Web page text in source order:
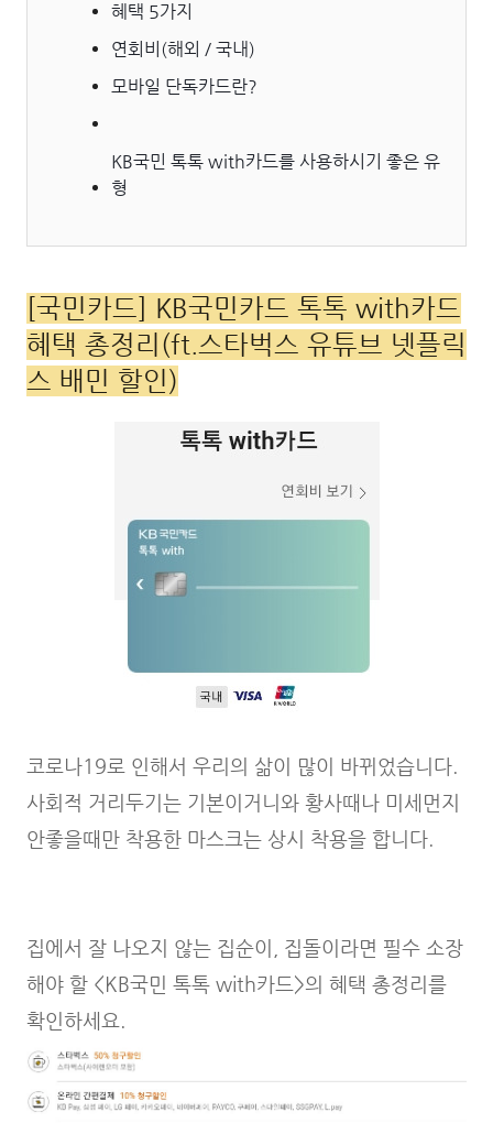
혜택 5가지
연회비(해외 / 국내)
모바일 단독카드란?
KB국민 톡톡 with카드를 사용하시기 좋은 유
형
[국민카드] KB국민카드 톡톡 with카드
혜택 총정리(ft.스타벅스 유튜브 넷플릭
스 배민 할인)
코로나19로 인해서 우리의 삶이 많이 바뀌었습니다.
사회적 거리두기는 기본이거니와 황사때나 미세먼지
안좋을때만 착용한 마스크는 상시 착용을 합니다.
집에서 잘 나오지 않는 집순이, 집돌이라면 필수 소장
해야 할 <KB국민 톡톡 with카드>의 혜택 총정리를
확인하세요.